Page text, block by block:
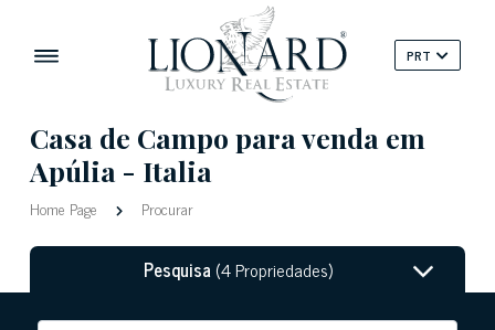
PRT
Casa de Campo para venda em
Apúlia - Italia
Home Page Procurar
Pesquisa(4 Propriedades)